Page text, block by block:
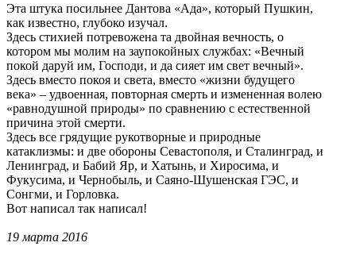
Эта штука посильнее Дантова «Ада», который Пушкин,
как известно, глубоко изучал.
Здесь стихией потревожена та двойная вечность, о
котором мы молим на заупокойных службах: «Вечный
покой даруй им, Господи, и да сияет им свет вечный».
Здесь вместо покоя и света, вместо «жизни будущего
века» – удвоенная, повторная смерть и измененная волею
«равнодушной природы» по сравнению с естественной
причина этой смерти.
Здесь все грядущие рукотворные и природные
катаклизмы: и две обороны Севастополя, и Сталинград, и
Ленинград, и Бабий Яр, и Хатынь, и Хиросима, и
Фукусима, и Чернобыль, и Саяно-Шушенская ГЭС, и
Сонгми, и Горловка.
Вот написал так написал!
19 марта 2016